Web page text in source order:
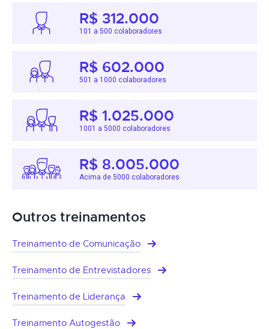
R$ 312.000
101 a 500 colaboradores
R$ 602.000
501 a 1000 colaboradores
R$ 1.025.000
1001 a 5000 colaboradores
R$ 8.005.000
Acima de 5000 colaboradores
Outros treinamentos
Treinamento de Comunicação
Treinamento de Entrevistadores
Treinamento de Liderança
Treinamento Autogestão